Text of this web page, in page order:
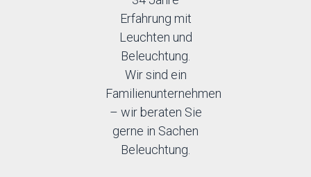
Erfahrung mit
Leuchten und
Beleuchtung.
Wir sind ein
Familienunternehmen
– wir beraten Sie
gerne in Sachen
Beleuchtung.